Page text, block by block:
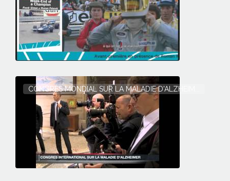
CONGRÈS MONDIAL SUR LA MALADIE D'ALZHEIM...